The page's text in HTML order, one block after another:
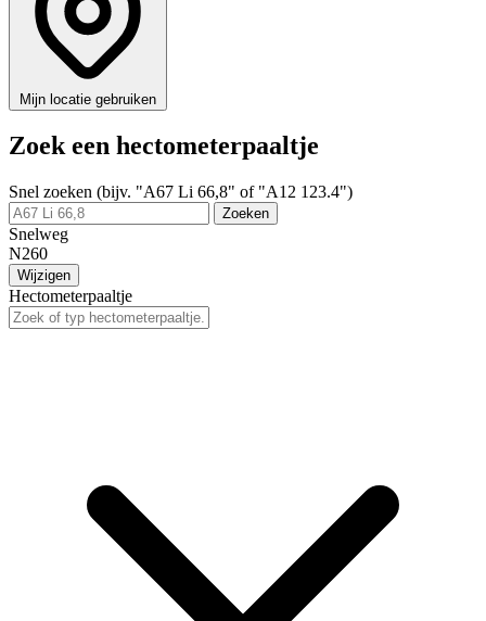
Mijn locatie gebruiken
Zoek een hectometerpaaltje
Snel zoeken (bijv. "A67 Li 66,8" of "A12 123.4")
Zoeken
Snelweg
N260
Wijzigen
Hectometerpaaltje